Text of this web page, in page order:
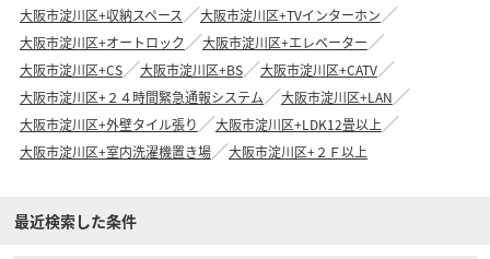
大阪市淀川区+収納スペース
大阪市淀川区+TVインターホン
大阪市淀川区+オートロック
大阪市淀川区+エレベーター
大阪市淀川区+CS
大阪市淀川区+BS
大阪市淀川区+CATV
大阪市淀川区+２４時間緊急通報システム
大阪市淀川区+LAN
大阪市淀川区+外壁タイル張り
大阪市淀川区+LDK12畳以上
大阪市淀川区+室内洗濯機置き場
大阪市淀川区+２Ｆ以上
最近検索した条件